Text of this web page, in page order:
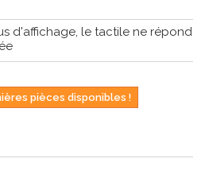
d'affichage, le tactile ne répond
pièces disponibles !